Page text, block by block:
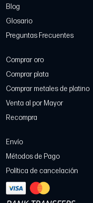
Blog
Glosario
Preguntas Frecuentes
Comprar oro
Comprar plata
Comprar metales de platino
Venta al por Mayor
Recompra
Envío
Métodos de Pago
Política de cancelación